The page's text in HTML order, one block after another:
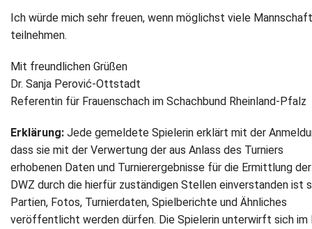
Ich würde mich sehr freuen, wenn möglichst viele
teilnehmen.
Mit freundlichen Grüßen
Dr. Sanja Perović-Ottstadt
Referentin für Frauenschach im Schachbund Rheinland-Pfalz
Erklärung: Jede gemeldete Spielerin erklärt mit der
dass sie mit der Verwertung der aus Anlass des Turniers
erhobenen Daten und Turnierergebnisse für die Ermittlung der
DWZ durch die hierfür zuständigen Stellen einverstanden ist
Partien, Fotos, Turnierdaten, Spielberichte und Ähnliches
veröffentlicht werden dürfen. Die Spielerin unterwirft sich im